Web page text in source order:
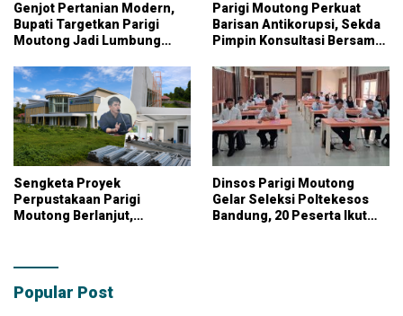
Genjot Pertanian Modern,
Bupati Targetkan Parigi
Moutong Jadi Lumbung
Parigi Moutong Perkuat
Barisan Antikorupsi, Sekda
Pimpin Konsultasi Bersama
Sengketa Proyek
Perpustakaan Parigi
Moutong Berlanjut,
dengan Dana Pribadi
Dinsos Parigi Moutong
Gelar Seleksi Poltekesos
Bandung, 20 Peserta Ikut
Popular Post